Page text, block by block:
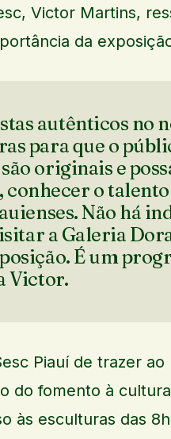
Victor Martins,
da
autênticos no
para que o
originais e
o talento
Não há
a Galeria
É um
Victor.
Piauí de trazer
do fomento à
às esculturas das